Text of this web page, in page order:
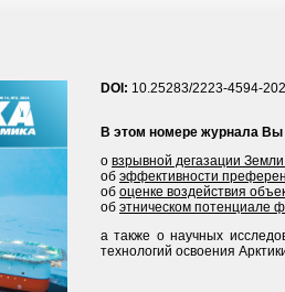
DOI: 10.25283/2223-4594-
В этом номере журнала Вы
о взрывной дегазации
об эффективности
об оценке воздействия
об этническом потенциале
а также о научных
технологий освоения